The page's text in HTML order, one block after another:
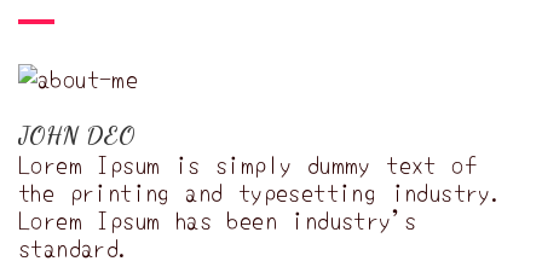
JOHN DEO
Lorem Ipsum is simply dummy text of
the printing and typesetting industry.
Lorem Ipsum has been industry's
standard.